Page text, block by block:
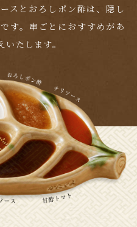
スとおろしポン酢は、隠し
す。 串ごとにおすすめがあ
たします。